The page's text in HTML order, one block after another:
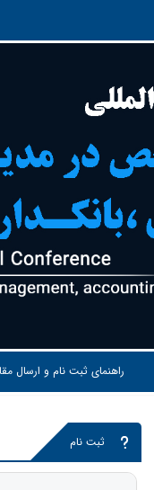
راهنمای ثبت نام و ارسال
ثبت نام